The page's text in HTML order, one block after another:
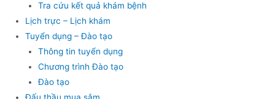
Tra cứu kết quả khám bệnh
Lịch trực – Lịch khám
Tuyển dụng – Đào tạo
Thông tin tuyển dụng
Chương trình Đào tạo
Đào tạo